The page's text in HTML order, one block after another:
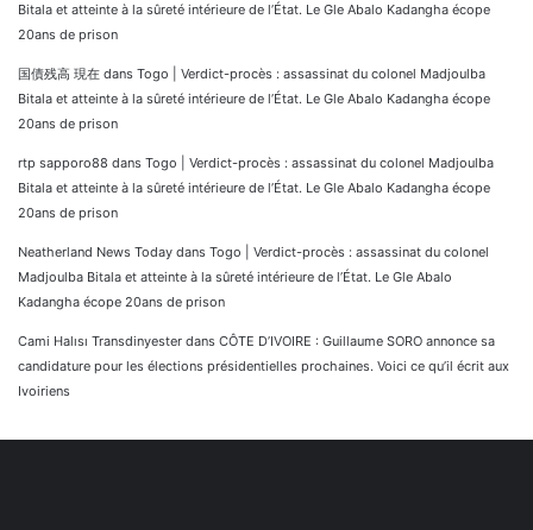
Bitala et atteinte à la sûreté intérieure de l’État. Le Gle Abalo Kadangha écope
20ans de prison
国債残高 現在 dans Togo | Verdict-procès : assassinat du colonel Madjoulba
Bitala et atteinte à la sûreté intérieure de l’État. Le Gle Abalo Kadangha écope
20ans de prison
rtp sapporo88 dans Togo | Verdict-procès : assassinat du colonel Madjoulba
Bitala et atteinte à la sûreté intérieure de l’État. Le Gle Abalo Kadangha écope
20ans de prison
Neatherland News Today dans Togo | Verdict-procès : assassinat du colonel
Madjoulba Bitala et atteinte à la sûreté intérieure de l’État. Le Gle Abalo
Kadangha écope 20ans de prison
Cami Halısı Transdinyester dans CÔTE D’IVOIRE : Guillaume SORO annonce sa
candidature pour les élections présidentielles prochaines. Voici ce qu’il écrit aux
Ivoiriens